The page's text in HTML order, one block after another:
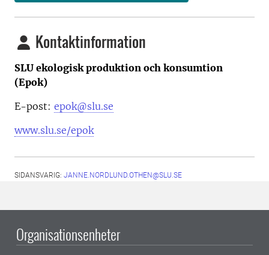
Kontaktinformation
SLU ekologisk produktion och konsumtion
(Epok)
E-post: epok@slu.se
www.slu.se/epok
SIDANSVARIG: JANNE.NORDLUND.OTHEN@SLU.SE
Organisationsenheter